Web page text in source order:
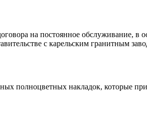
на постоянное обслуживание,
с карельским гранитным
полноцветных накладок, которые